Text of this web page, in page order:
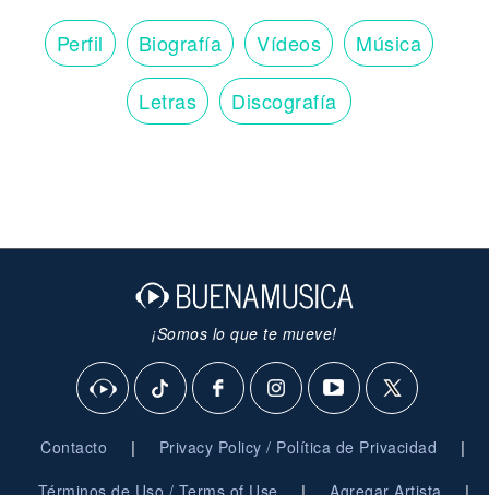
Perfil Biografía Vídeos Música
Letras Discografía
¡Somos lo que te mueve!
Contacto | Privacy Policy / Política de Privacidad |
| |